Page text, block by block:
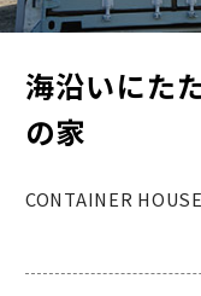
海沿いにた
の家
CONTAINER HOUSE